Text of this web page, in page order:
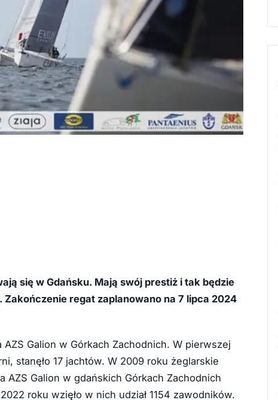
się w Gdańsku. Mają swój prestiż i tak będzie
Zakończenie regat zaplanowano na 7 lipca 2024
Galion w Górkach Zachodnich. W pierwszej
stanęło 17 jachtów. W 2009 roku żeglarskie
AZS Galion w gdańskich Górkach Zachodnich
roku wzięło w nich udział 1154 zawodników.